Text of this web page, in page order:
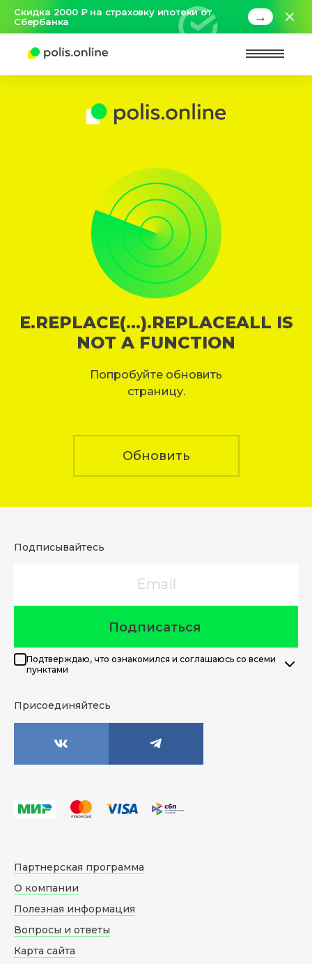
Скидка 2000 ₽ на страховку ипотеки от
Сбербанка
→
E.REPLACE(...).REPLACEALL IS
NOT A FUNCTION
Попробуйте обновить
страницу.
Обновить
Подписывайтесь
Подписаться
Подтверждаю, что ознакомился и соглашаюсь со всеми
пунктами
Присоединяйтесь
Партнерская программа
О компании
Полезная информация
Вопросы и ответы
Карта сайта